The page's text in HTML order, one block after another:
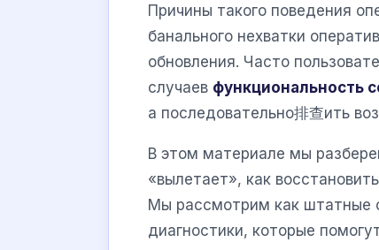
Причины такого поведения
банального нехватки
обновления. Часто
случаев функциональность
а последовательно排查ить
В этом материале мы
«вылетает», как
Мы рассмотрим как штатные
диагностики, которые